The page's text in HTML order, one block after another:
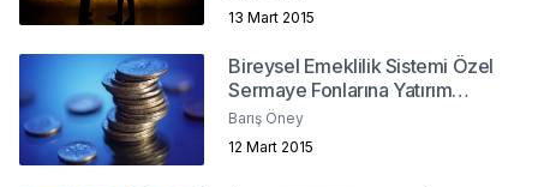
13 Mart 2015
Bireysel Emeklilik Sistemi Özel
Sermaye Fonlarına Yatırım
Yapabilmeli
Barış Öney
12 Mart 2015